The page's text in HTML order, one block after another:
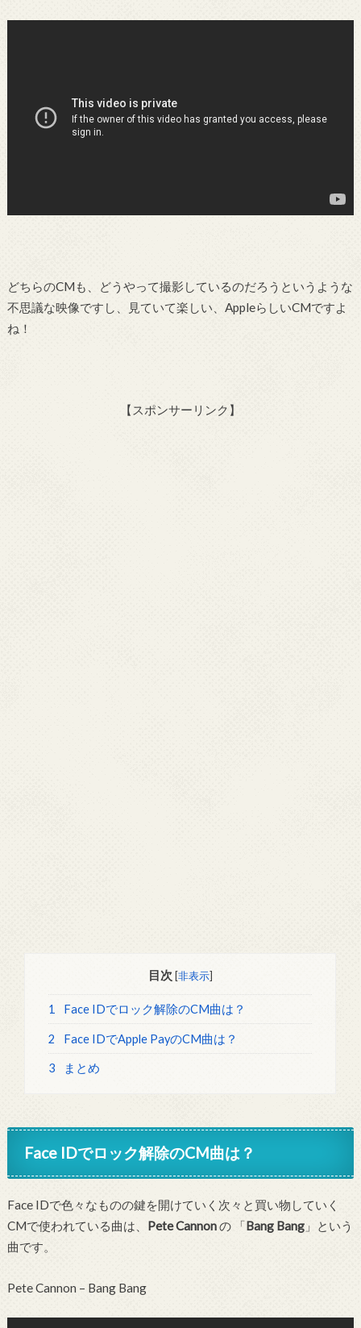
どちらのCMも、どうやって撮影しているのだろうというような
不思議な映像ですし、見ていて楽しい、AppleらしいCMですよ
ね！
【スポンサーリンク】
目次 [非表示]
1 Face IDでロック解除のCM曲は？
2 Face IDでApple PayのCM曲は？
3 まとめ
Face IDでロック解除のCM曲は？
Face IDで色々なものの鍵を開けていく次々と買い物していく
CMで使われている曲は、 Pete Cannonの 「Bang Bang」という
曲です。
Pete Cannon – Bang Bang